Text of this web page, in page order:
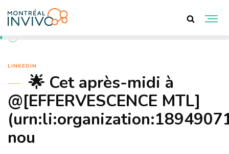
LINKEDIN
🌟 Cet après-midi à
@[EFFERVESCENCE MTL]
nou